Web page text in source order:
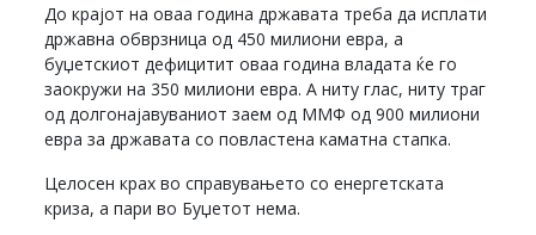
До крајот на оваа година државата треба да исплати
државна обврзница од 450 милиони евра, а
буџетскиот дефицитит оваа година владата ќе го
заокружи на 350 милиони евра. А ниту глас, ниту траг
од долгонајавуваниот заем од ММФ од 900 милиони
евра за државата со повластена каматна стапка.
Целосен крах во справувањето со енергетската
криза, а пари во Буџетот нема.